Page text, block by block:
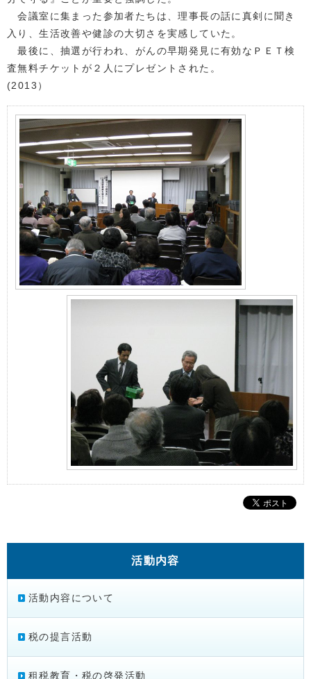
会議室に集まった参加者たちは、理事長の話に真剣に聞き
入り、生活改善や健診の大切さを実感していた。
最後に、抽選が行われ、がんの早期発見に有効なＰＥＴ検
査無料チケットが２人にプレゼントされた。
(2013）
活動内容
活動内容について
税の提言活動
租税教育・税の啓発活動